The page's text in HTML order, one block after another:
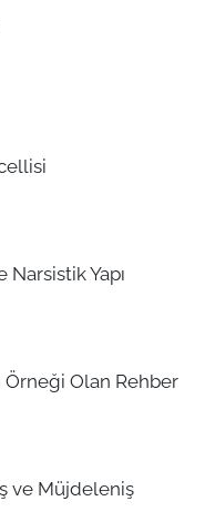
Yapı
Örneği Olan Rehber
ve Müjdeleniş